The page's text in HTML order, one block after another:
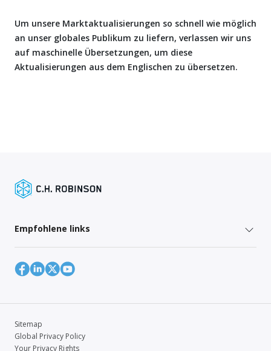
Um unsere Marktaktualisierungen so schnell wie möglich
an unser globales Publikum zu liefern, verlassen wir uns
auf maschinelle Übersetzungen, um diese
Aktualisierungen aus dem Englischen zu übersetzen.
Empfohlene links
Sitemap
Global Privacy Policy
Your Privacy Rights